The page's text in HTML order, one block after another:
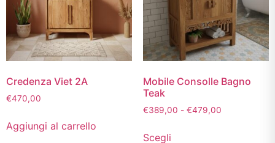
Credenza Viet 2A
€470,00
Aggiungi al carrello
Mobile Consolle Bagno
Teak
€389,00 - €479,00
Scegli